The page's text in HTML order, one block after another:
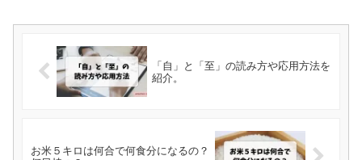
「自」と「至」の読み方や応用方法を
紹介。
お米５キロは何合で何食分になるの？